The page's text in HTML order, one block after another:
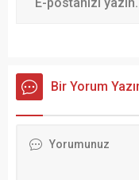
Bir Yorum